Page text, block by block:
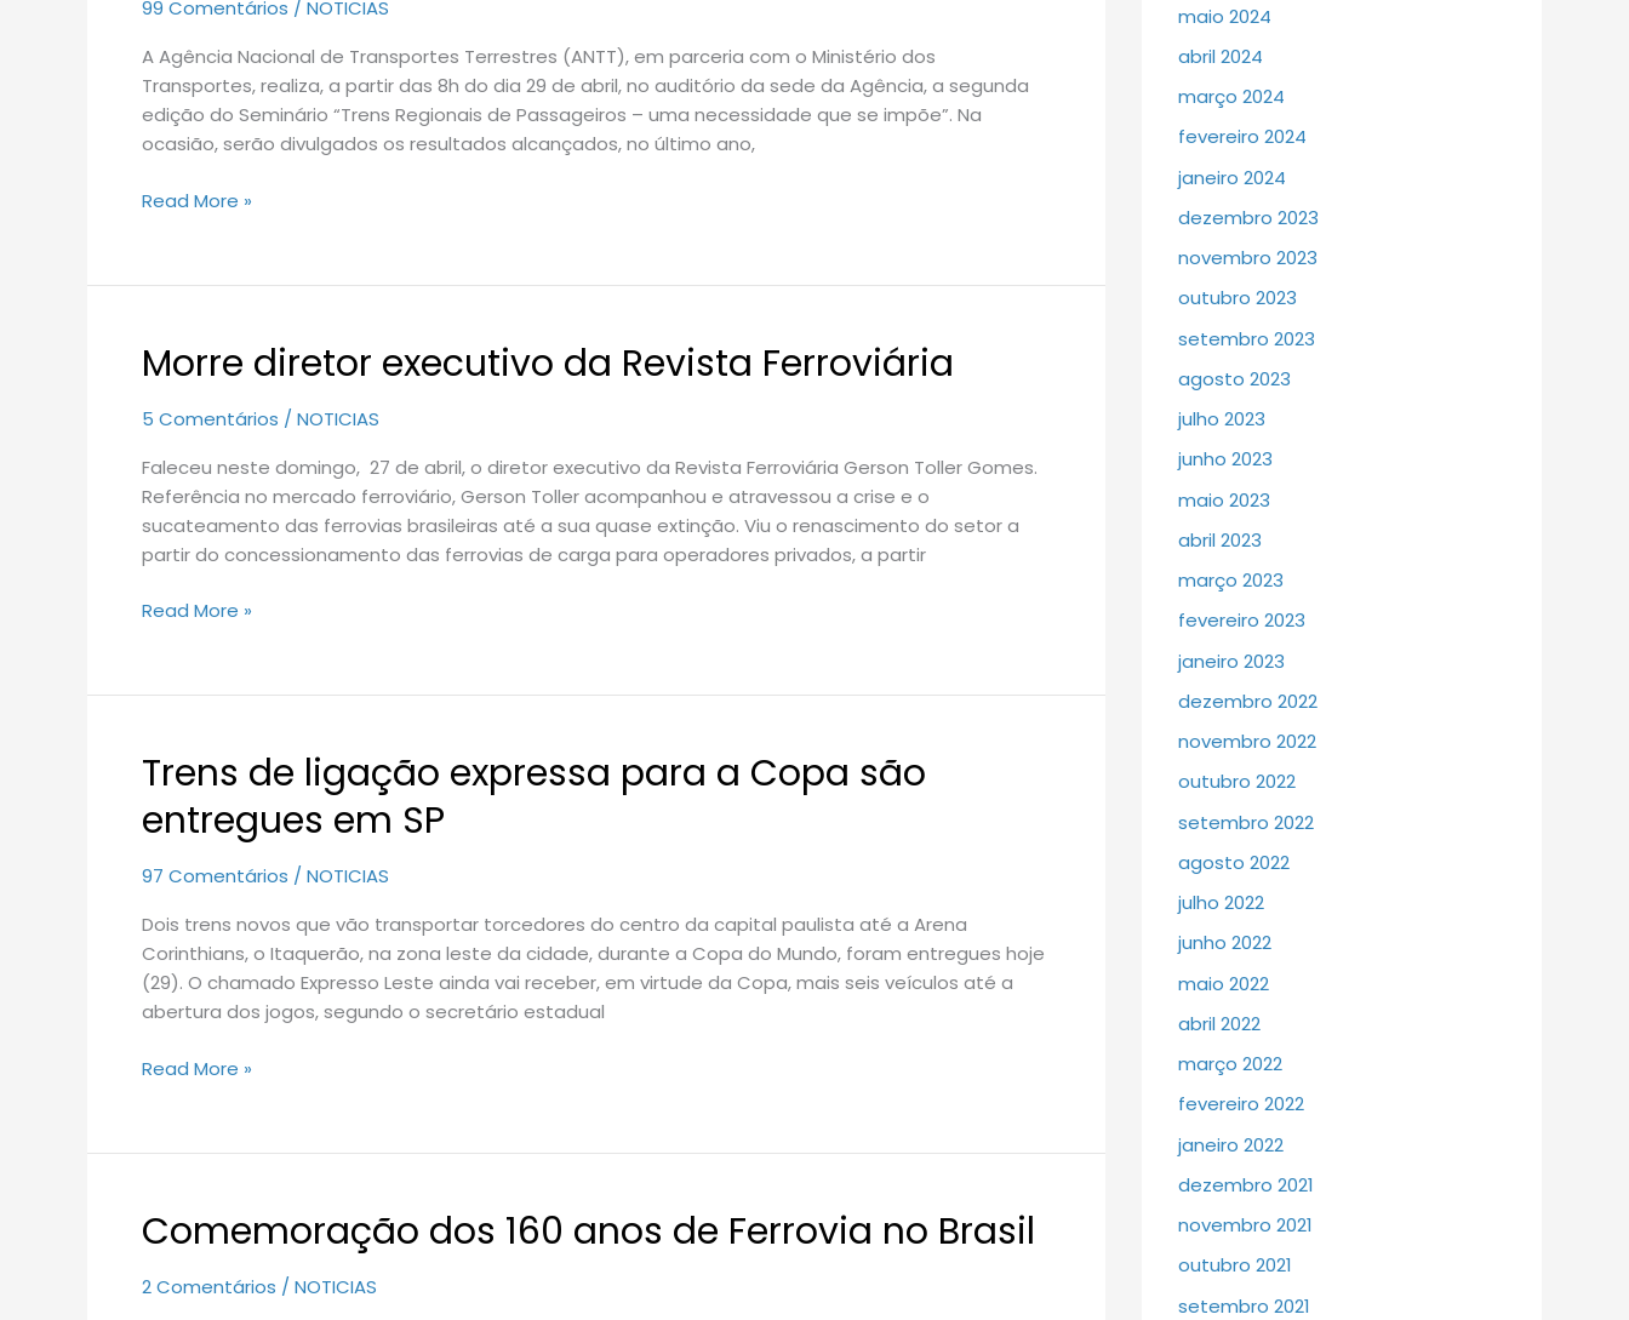
99 Comentários / NOTICIAS
A Agência Nacional de Transportes Terrestres (ANTT), em parceria com o Ministério dos
Transportes, realiza, a partir das 8h do dia 29 de abril, no auditório da sede da Agência, a segunda
edição do Seminário “Trens Regionais de Passageiros – uma necessidade que se impõe”. Na
ocasião, serão divulgados os resultados alcançados, no último ano,
trens
de
passageiros
Read More »
Morre diretor executivo da Revista Ferroviária
5 Comentários /NOTICIAS
Faleceu neste domingo, 27 de abril, o diretor executivo da Revista Ferroviária Gerson Toller Gomes.
Referência no mercado ferroviário, Gerson Toller acompanhou e atravessou a crise e o
sucateamento das ferrovias brasileiras até a sua quase extinção. Viu o renascimento do setor a
partir do concessionamento das ferrovias de carga para operadores privados, a partir
Morre
diretor
executivo
Revista
Ferroviária
Read More »
Trens de ligação expressa para a Copa são
entregues em SP
97 Comentários / NOTICIAS
Dois trens novos que vão transportar torcedores do centro da capital paulista até a Arena
Corinthians, o Itaquerão, na zona leste da cidade, durante a Copa do Mundo, foram entregues hoje
(29). O chamado Expresso Leste ainda vai receber, em virtude da Copa, mais seis veículos até a
abertura dos jogos, segundo o secretário estadual
Trens
de
ligação
para
Copa
são
entregues
em
Read More »
Comemoração dos 160 anos de Ferrovia no Brasil
2 Comentários /NOTICIAS
Comemoração
dos
160
maio 2024
abril 2024
março 2024
fevereiro 2024
janeiro 2024
dezembro 2023
novembro 2023
outubro 2023
setembro 2023
agosto 2023
julho 2023
junho 2023
maio 2023
abril 2023
março 2023
fevereiro 2023
janeiro 2023
dezembro 2022
novembro 2022
outubro 2022
setembro 2022
agosto 2022
julho 2022
junho 2022
maio 2022
abril 2022
março 2022
fevereiro 2022
janeiro 2022
dezembro 2021
novembro 2021
outubro 2021
setembro 2021